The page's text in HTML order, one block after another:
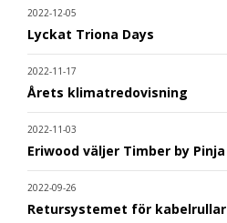
2022-12-05
Lyckat Triona Days
2022-11-17
Årets klimatredovisning
2022-11-03
Eriwood väljer Timber by Pinja
2022-09-26
Retursystemet för